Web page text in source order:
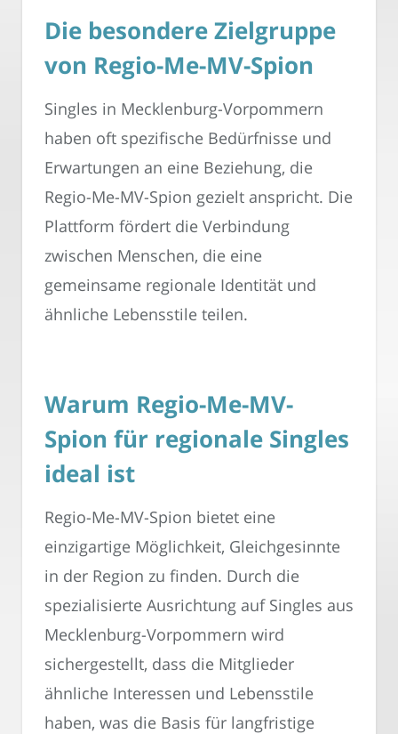
Die besondere Zielgruppe
von Regio-Me-MV-Spion
Singles in Mecklenburg-Vorpommern
haben oft spezifische Bedürfnisse und
Erwartungen an eine Beziehung, die
Regio-Me-MV-Spion gezielt anspricht. Die
Plattform fördert die Verbindung
zwischen Menschen, die eine
gemeinsame regionale Identität und
ähnliche Lebensstile teilen.
Warum Regio-Me-MV-
Spion für regionale Singles
ideal ist
Regio-Me-MV-Spion bietet eine
einzigartige Möglichkeit, Gleichgesinnte
in der Region zu finden. Durch die
spezialisierte Ausrichtung auf Singles aus
Mecklenburg-Vorpommern wird
sichergestellt, dass die Mitglieder
ähnliche Interessen und Lebensstile
haben, was die Basis für langfristige